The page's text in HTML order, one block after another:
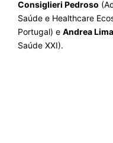
Consiglieri Pedroso
Saúde e Healthcare
Portugal) e Andrea Lima
Saúde XXI).